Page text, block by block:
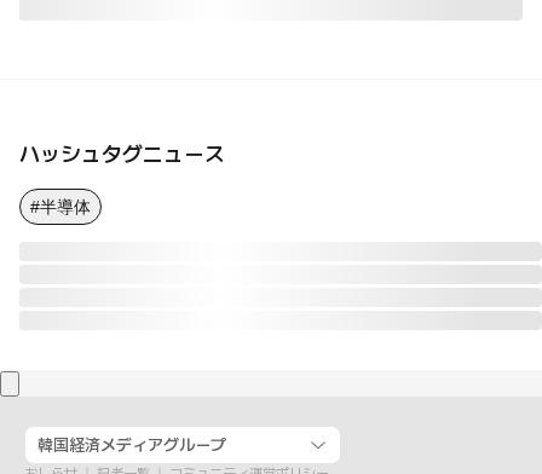
ハッシュタグニュース
#半導体
韓国経済メディアグループ